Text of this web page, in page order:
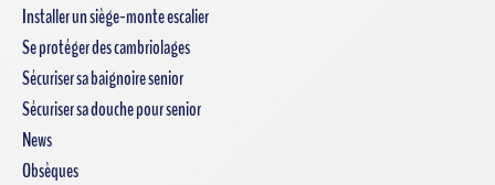
Installer un siège-monte escalier
Se protéger des cambriolages
Sécuriser sa baignoire senior
Sécuriser sa douche pour senior
News
Obsèques